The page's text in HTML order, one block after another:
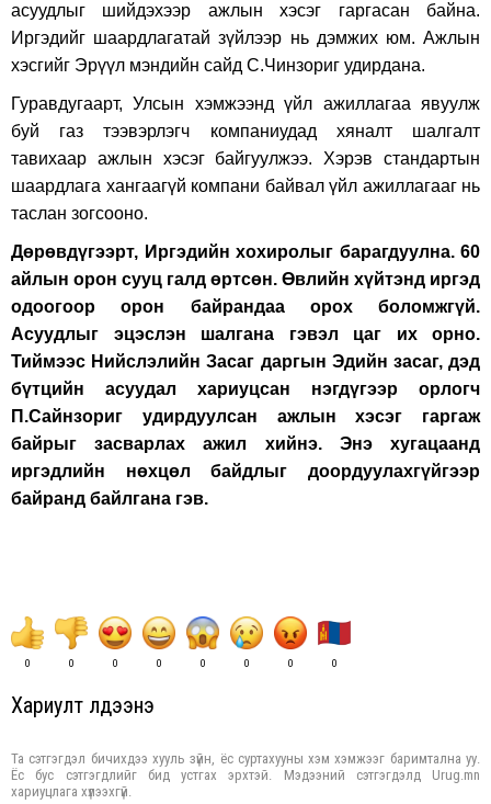
асуудлыг шийдэхээр ажлын хэсэг гаргасан байна.
Иргэдийг шаардлагатай зүйлээр нь дэмжих юм. Ажлын
хэсгийг Эрүүл мэндийн сайд С.Чинзориг удирдана.
Гуравдугаарт, Улсын хэмжээнд үйл ажиллагаа явуулж
буй газ тээвэрлэгч компаниудад хяналт шалгалт
тавихаар ажлын хэсэг байгуулжээ. Хэрэв стандартын
шаардлага хангаагүй компани байвал үйл ажиллагааг нь
таслан зогсооно.
Дөрөвдүгээрт, Иргэдийн хохиролыг барагдуулна. 60
айлын орон сууц галд өртсөн. Өвлийн хүйтэнд иргэд
одоогоор орон байрандаа орох боломжгүй.
Асуудлыг эцэслэн шалгана гэвэл цаг их орно.
Тиймээс Нийслэлийн Засаг даргын Эдийн засаг, дэд
бүтцийн асуудал хариуцсан нэгдүгээр орлогч
П.Сайнзориг удирдуулсан ажлын хэсэг гаргаж
байрыг засварлах ажил хийнэ. Энэ хугацаанд
иргэдлийн нөхцөл байдлыг доордуулахгүйгээр
байранд байлгана гэв.
0 0 0 0 0 0 0 0
Хариулт үлдээнэ үү
Та сэтгэгдэл бичихдээ хууль зүйн, ёс суртахууны хэм хэмжээг баримтална уу.
Ёс бус сэтгэгдлийг бид устгах эрхтэй. Мэдээний сэтгэгдэлд Urug.mn
хариуцлага хүлээхгүй.